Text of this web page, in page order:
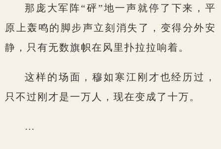
那庞大军阵“砰”地一声就停了下来，平
原上轰鸣的脚步声立刻消失了，变得分外安
静，只有无数旗帜在风里扑拉拉响着。
这样的场面，穆如寒江刚才也经历过，
只不过刚才是一万人，现在变成了十万。
…